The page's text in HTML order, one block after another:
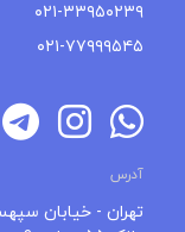
۰۲۱-۳۳۹۵۰۲۳۹
۰۲۱-۷۷۹۹۹۵۴۵
آدرس
تهران - خیابان